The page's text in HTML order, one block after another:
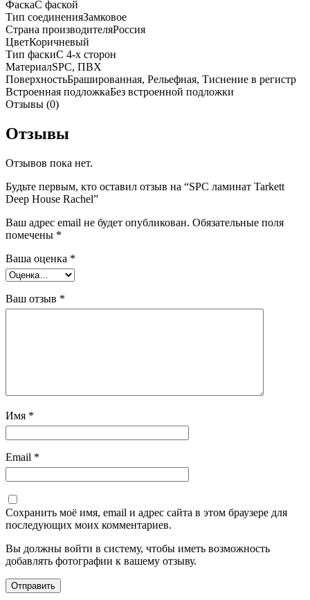
ФаскаС фаской
Тип соединенияЗамковое
Страна производителяРоссия
ЦветКоричневый
Тип фаскиС 4-х сторон
МатериалSPC, ПВХ
ПоверхностьБрашированная, Рельефная, Тиснение в регистр
Встроенная подложкаБез встроенной подложки
Отзывы (0)
Отзывы
Отзывов пока нет.
Будьте первым, кто оставил отзыв на “SPC ламинат Tarkett
Deep House Rachel”
Ваш адрес email не будет опубликован. Обязательные поля
помечены *
Ваша оценка *
Ваш отзыв *
Имя *
Email *
Сохранить моё имя, email и адрес сайта в этом браузере для
последующих моих комментариев.
Вы должны войти в систему, чтобы иметь возможность
добавлять фотографии к вашему отзыву.